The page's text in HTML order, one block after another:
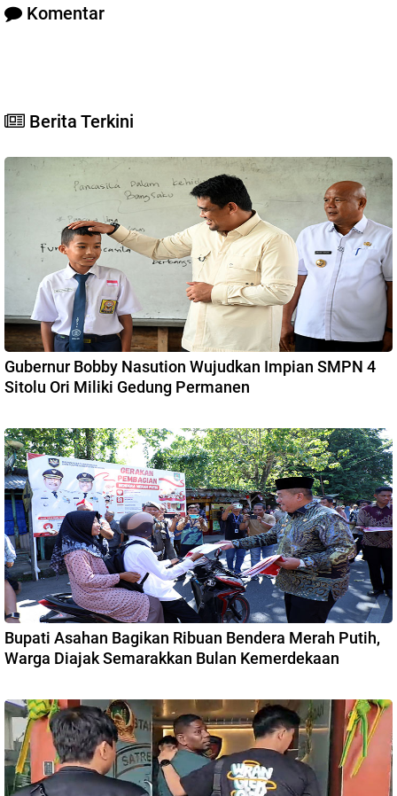
Komentar
Berita Terkini
Gubernur Bobby Nasution Wujudkan Impian SMPN 4
Sitolu Ori Miliki Gedung Permanen
Bupati Asahan Bagikan Ribuan Bendera Merah Putih,
Warga Diajak Semarakkan Bulan Kemerdekaan